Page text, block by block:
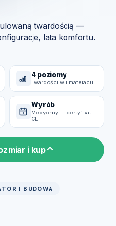
twardością —
lata komfortu.
4 poziomy
Twardości w 1 materacu
Wyrób
Medyczny — certyfikat
CE
i kup
I BUDOWA